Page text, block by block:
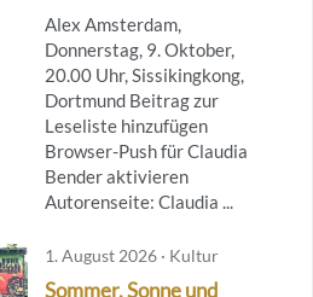
Alex Amsterdam,
Donnerstag, 9. Oktober,
20.00 Uhr, Sissikingkong,
Dortmund Beitrag zur
Leseliste hinzufügen
Browser-Push für Claudia
Bender aktivieren
Autorenseite: Claudia ...
1. August 2026 · Kultur
Sommer, Sonne und